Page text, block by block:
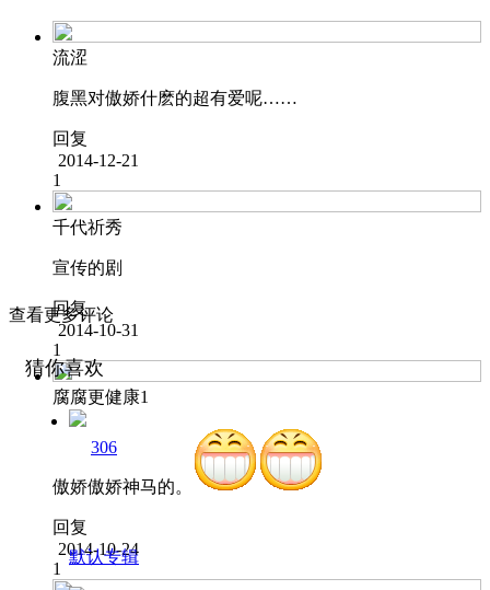
流涩
腹黑对傲娇什麽的超有爱呢……
回复
2014-12-21
1
千代祈秀
宣传的剧
回复
2014-10-31
1
腐腐更健康1
傲娇傲娇神马的。
回复
2014-10-24
1
查看更多评论
猜你喜欢
306
默认专辑